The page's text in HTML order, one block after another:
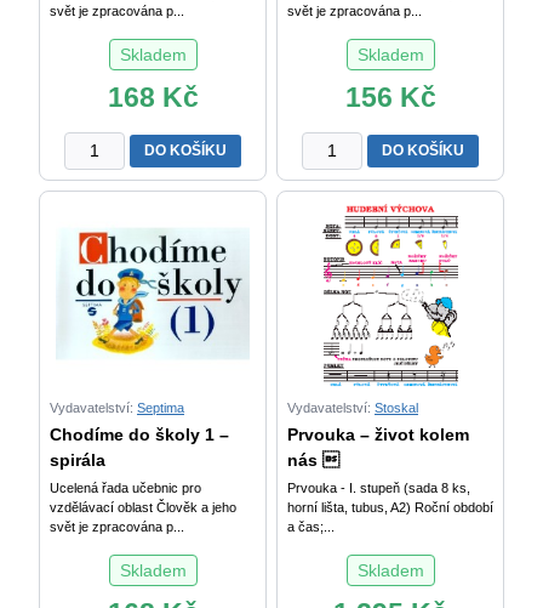
svět je zpracována p...
Skladem
168 Kč
Chodíme
do
školy
spirála
množství
DO KOŠÍKU
svět je zpracována p...
Skladem
156 Kč
Chodíme
do
školy
volné
listy
množství
DO KOŠÍKU
Vydavatelství: Septima
Chodíme do školy 1 –
spirála
Ucelená řada učebnic pro
vzdělávací oblast Člověk a jeho
svět je zpracována p...
Skladem
Vydavatelství: Stoskal
Prvouka – život kolem
nás 
Prvouka - I. stupeň (sada 8 ks,
horní lišta, tubus, A2) Roční období
a čas;...
Skladem